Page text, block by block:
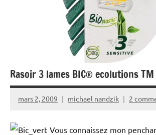
Rasoir 3 lames BIC® ecolutions TM
mars 2, 2009 michael nandzik 2
Vous connaissez mon